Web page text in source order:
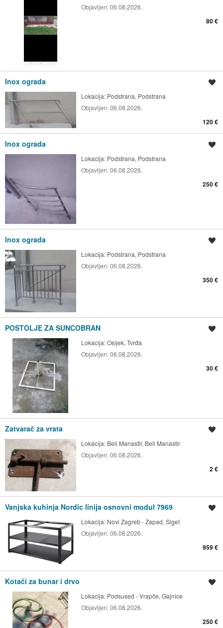
Objavljen:06.08.2026.
80 €
Inox ograda
Lokacija: Podstrana, Podstrana
Objavljen:06.08.2026.
120 €
Inox ograda
Lokacija: Podstrana, Podstrana
Objavljen:06.08.2026.
250 €
Inox ograda
Lokacija: Podstrana, Podstrana
Objavljen:06.08.2026.
350 €
POSTOLJE ZA SUNCOBRAN
Lokacija:Osijek, Tvrđa
Objavljen:06.08.2026.
30 €
Zatvarač za vrata
Lokacija: Beli Manastir, Beli Manastir
Objavljen:06.08.2026.
2 €
Vanjska kuhinja Nordic linija osnovni modul 7969
Lokacija: Novi Zagreb - Zapad, Siget
Objavljen:06.08.2026.
959 €
Kotači za bunar i drvo
Lokacija: Podsused - Vrapče, Gajnice
Objavljen:06.08.2026.
250 €